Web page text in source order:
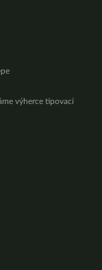
výherce tipovací